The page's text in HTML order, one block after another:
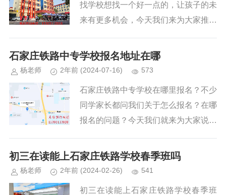
学校老师能做的，是把每个专业的课程
设置及将来的就业方向、就业岗位给您
讲明白，最终再切合自身的条件来选择
专业。老师也只是起到推荐性作用。...
找学校想找一个好一点的，让孩子的未
来有更多机会，今天我们来为大家推荐
业高级技工学校。石家庄铁路职业高级
交通中专学校为一所学校，占地面积约
330亩、在校生上万余人，是河北省重
点中专学校。学校建设有9个设备先进
的理实一体实训中心和11个高标准实
训场（包括内燃机车实训场、供电实训
场、信号实训场、钳工实训场等）。
学校现有教职工五百余名， 教师本科
石家庄铁路中专学校报名地址在哪
杨老师 2年前 (2024-07-16) 573
石家庄铁路中专学校在哪里报名？不少
同学家长都问我们关于怎么报名？在哪
报名的问题？今天我们就来为大家说说
及报名方式情况。石家庄铁路职业高级
初三在读能上石家庄铁路学校春季班吗
杨老师 2年前 (2024-02-26) 541
初三在读能上石家庄铁路学校春季班